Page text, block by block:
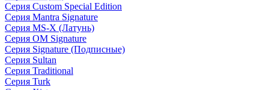
Серия Custom Special Edition
Серия Mantra Signature
Серия MS-X (Латунь)
Серия OM Signature
Серия Signature (Подписные)
Серия Sultan
Серия Traditional
Серия Turk